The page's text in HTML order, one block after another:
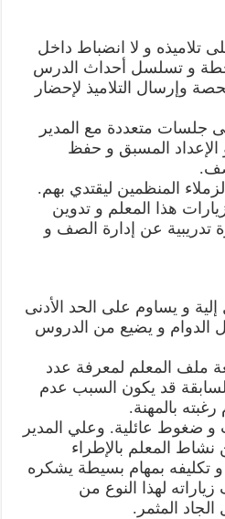
تلاميذه و لا انضباط داخل
و تسلسل أحداث الدرس
وإرسال التلاميذ لإحضار
جلسات متعددة مع المدير
الإعداد المسبق و حفظ
المنظمين ليقتدي بهم.
هذا المعلم و تدوين
تدريبية عن إدارة الصف و
و يساوم على الحد الأدنى
الدوام و يضيع من الدروس
ملف المعلم لمعرفة عدد
قد يكون السبب عدم
بالمهنة.
و ضغوط عائلية. وعلي المدير
نشاط المعلم بالإطراء
و تكليفه بمهام بسيطة يشكره
لهذا النوع من
المثمر.